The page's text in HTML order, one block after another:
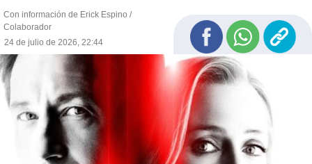
Con información de Erick Espino /
Colaborador
24 de julio de 2026, 22:44